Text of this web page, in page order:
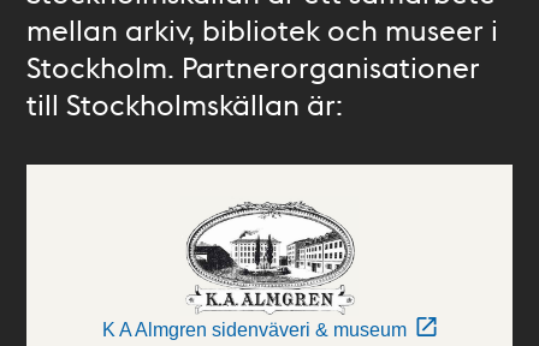
mellan arkiv, bibliotek och museer i
Stockholm. Partnerorganisationer
till Stockholmskällan är:
K A Almgren sidenväveri & museum